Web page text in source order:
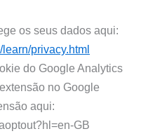
os seus dados aqui:
privacy.html
do Google Analytics
no Google
aqui:
GB